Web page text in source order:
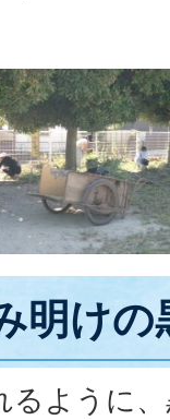
明けの
るように